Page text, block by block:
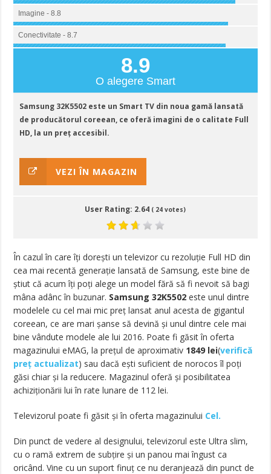
Imagine - 8.8
Conectivitate - 8.7
8.9
O alegere Smart
Samsung 32K5502 este un Smart TV din noua gamă lansată
de producătorul coreean, ce oferă imagini de o calitate Full
HD, la un preț accesibil.
VEZI ÎN MAGAZIN
User Rating: 2.64 ( 24 votes)
În cazul în care îți dorești un televizor cu rezoluție Full HD din
cea mai recentă generație lansată de Samsung, este bine de
știut că acum îți poți alege un model fără să fi nevoit să bagi
mâna adânc în buzunar. Samsung 32K5502 este unul dintre
modelele cu cel mai mic preț lansat anul acesta de gigantul
coreean, ce are mari șanse să devină și unul dintre cele mai
bine vândute modele ale lui 2016. Poate fi găsit în oferta
magazinului eMAG, la prețul de aproximativ 1849 lei(verifică
preț actualizat) sau dacă ești suficient de norocos îl poți
găsi chiar și la reducere. Magazinul oferă și posibilitatea
achiziționării lui în rate lunare de 112 lei.
Televizorul poate fi găsit și în oferta magazinului Cel.
Din punct de vedere al designului, televizorul este Ultra slim,
cu o ramă extrem de subțire și un panou mai îngust ca
oricând. Vine cu un suport finuț ce nu deranjează din punct de